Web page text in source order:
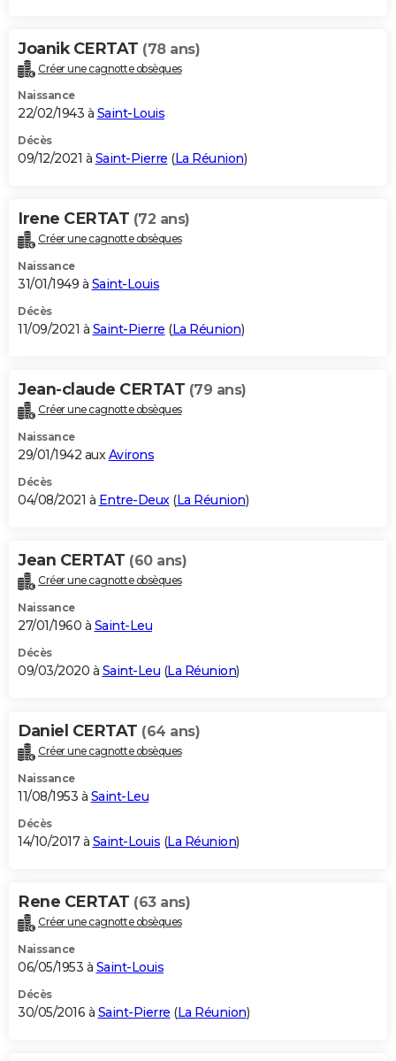
Joanik CERTAT (78 ans)
Créer une cagnotte obsèques
Naissance
22/02/1943 à Saint-Louis
Décès
09/12/2021 à Saint-Pierre (La Réunion)
Irene CERTAT (72 ans)
Créer une cagnotte obsèques
Naissance
31/01/1949 à Saint-Louis
Décès
11/09/2021 à Saint-Pierre (La Réunion)
Jean-claude CERTAT (79 ans)
Créer une cagnotte obsèques
Naissance
29/01/1942 auxAvirons
Décès
04/08/2021 à Entre-Deux(La Réunion)
Jean CERTAT (60 ans)
Créer une cagnotte obsèques
Naissance
27/01/1960 à Saint-Leu
Décès
09/03/2020 à Saint-Leu (La Réunion)
Daniel CERTAT (64 ans)
Créer une cagnotte obsèques
Naissance
11/08/1953 à Saint-Leu
Décès
14/10/2017 à Saint-Louis (La Réunion)
Rene CERTAT (63 ans)
Créer une cagnotte obsèques
Naissance
06/05/1953 à Saint-Louis
Décès
30/05/2016 à Saint-Pierre (La Réunion)